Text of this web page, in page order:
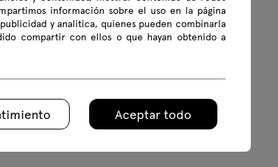
información sobre el uso en la página
y analítica, quienes pueden combinarla
compartir con ellos o que hayan obtenido a
Aceptar todo